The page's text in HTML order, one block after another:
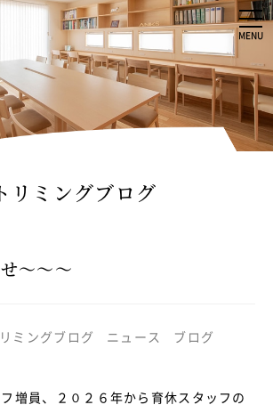
MENU
リミングブログ
～～～
ミングブログ ニュース ブログ
増員、２０２６年から育休スタッフの